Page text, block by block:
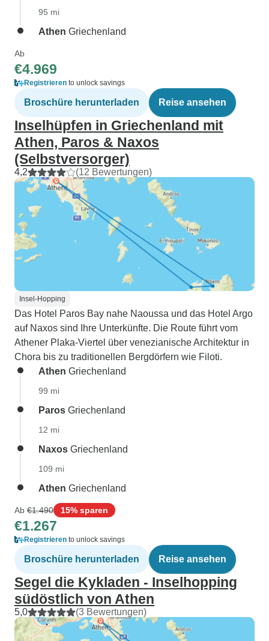
95 mi
Athen Griechenland
Ab
€4.969
Registrieren to unlock savings
Broschüre herunterladen Reise ansehen
Inselhüpfen in Griechenland mit
Athen, Paros & Naxos
(Selbstversorger)
4,2 (12 Bewertungen)
Insel-Hopping
Das Hotel Paros Bay nahe Naoussa und das Hotel Argo
auf Naxos sind Ihre Unterkünfte. Die Route führt vom
Athener Plaka-Viertel über venezianische Architektur in
Chora bis zu traditionellen Bergdörfern wie Filoti.
Athen Griechenland
99 mi
Paros Griechenland
12 mi
Naxos Griechenland
109 mi
Athen Griechenland
Ab €1.490 15% sparen
€1.267
Registrieren to unlock savings
Broschüre herunterladen Reise ansehen
Segel die Kykladen - Inselhopping
südöstlich von Athen
5,0 (3 Bewertungen)